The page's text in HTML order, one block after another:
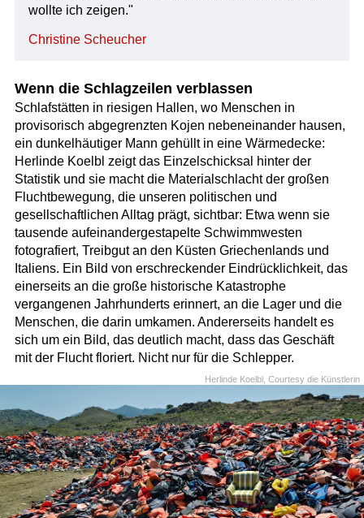
wollte ich zeigen."
Christine Scheucher
Wenn die Schlagzeilen verblassen
Schlafstätten in riesigen Hallen, wo Menschen in
provisorisch abgegrenzten Kojen nebeneinander hausen,
ein dunkelhäutiger Mann gehüllt in eine Wärmedecke:
Herlinde Koelbl zeigt das Einzelschicksal hinter der
Statistik und sie macht die Materialschlacht der großen
Fluchtbewegung, die unseren politischen und
gesellschaftlichen Alltag prägt, sichtbar: Etwa wenn sie
tausende aufeinandergestapelte Schwimmwesten
fotografiert, Treibgut an den Küsten Griechenlands und
Italiens. Ein Bild von erschreckender Eindrücklichkeit, das
einerseits an die große historische Katastrophe
vergangenen Jahrhunderts erinnert, an die Lager und die
Menschen, die darin umkamen. Andererseits handelt es
sich um ein Bild, das deutlich macht, dass das Geschäft
mit der Flucht floriert. Nicht nur für die Schlepper.
Herlinde Koelbl, Courtesy die Künstlerin